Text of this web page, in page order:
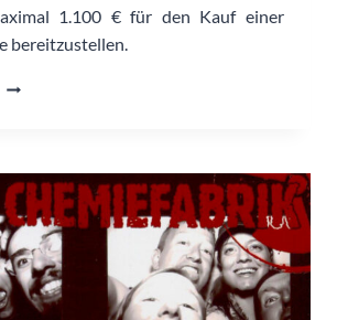
1.100 € für den Kauf einer
bereitzustellen.
KAUF
TONTECHNIK